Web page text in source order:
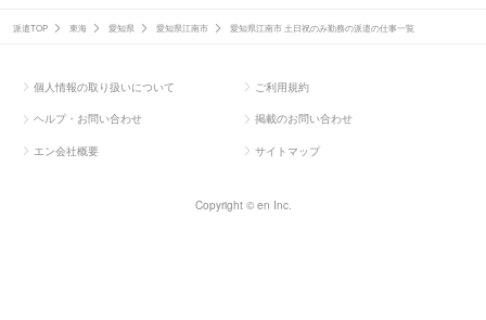
派遣TOP 東海 愛知県 愛知県江南市 愛知県江南市 土日祝のみ勤務の派遣の仕事一覧
個人情報の取り扱いについて ご利用規約
ヘルプ・お問い合わせ 掲載のお問い合わせ
エン会社概要 サイトマップ
Copyright © en Inc.